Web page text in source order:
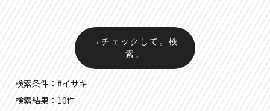
→チェックして。検
索。
検索条件：#イサキ
検索結果：10件